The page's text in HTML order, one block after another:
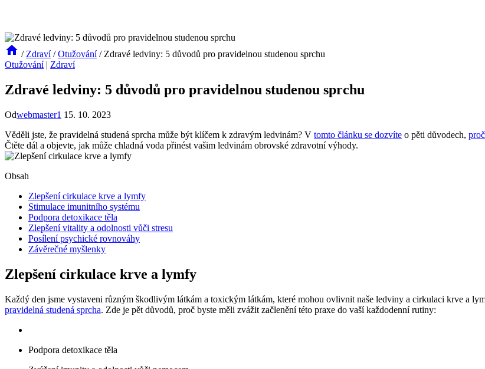
/ Zdraví / Otužování / Zdravé ledviny: 5 důvodů pro pravidelnou studenou sprchu
Otužování| Zdraví
Zdravé ledviny: 5 důvodů pro pravidelnou studenou sprchu
Odwebmaster1 15. 10. 2023
Věděli jste, že pravidelná studená sprcha může být klíčem k zdravým ledvinám? V tomto článku se dozvíte o pěti důvodech,
Čtěte dál a objevte, jak může chladná voda přinést vašim ledvinám obrovské zdravotní výhody.
Obsah
Zlepšení cirkulace krve a lymfy
Stimulace imunitního systému
Podpora detoxikace těla
Zlepšení vitality a odolnosti vůči stresu
Posílení psychické rovnováhy
Závěrečné myšlenky
Zlepšení cirkulace krve a lymfy
Každý den jsme vystaveni různým škodlivým látkám a toxickým látkám, které mohou ovlivnit naše ledviny a cirkulaci krve a
pravidelná studená sprcha. Zde je pět důvodů, proč byste měli zvážit začlenění této praxe do vaší každodenní rutiny:
Podpora detoxikace těla